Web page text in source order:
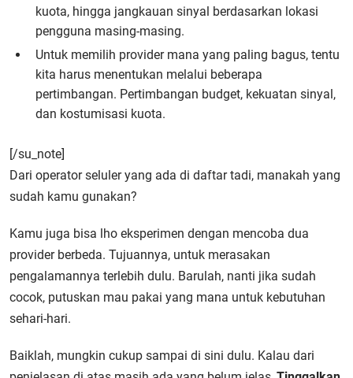
kuota, hingga jangkauan sinyal berdasarkan lokasi
pengguna masing-masing.
Untuk memilih provider mana yang paling bagus, tentu
kita harus menentukan melalui beberapa
pertimbangan. Pertimbangan budget, kekuatan sinyal,
dan kostumisasi kuota.
[/su_note]
Dari operator seluler yang ada di daftar tadi, manakah yang
sudah kamu gunakan?
Kamu juga bisa lho eksperimen dengan mencoba dua
provider berbeda. Tujuannya, untuk merasakan
pengalamannya terlebih dulu. Barulah, nanti jika sudah
cocok, putuskan mau pakai yang mana untuk kebutuhan
sehari-hari.
Baiklah, mungkin cukup sampai di sini dulu. Kalau dari